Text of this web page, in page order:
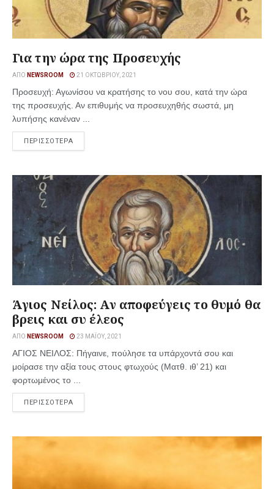
Για την ώρα της Προσευχής
ΑΠΌ NEWSROOM 21 ΟΚΤΩΒΡΊΟΥ, 2021
Προσευχή: Αγωνίσου να κρατήσης το νου σου, κατά την ώρα
της προσευχής. Αν επιθυμής να προσευχηθής σωστά, μη
λυπήσης κανέναν ...
ΠΕΡΙΣΣΟΤΕΡΑ
Άγιος Νείλος: Αν αποφεύγεις το θυμό θα
βρεις και συ έλεος
ΑΠΌ NEWSROOM 23 ΜΑΪ́ΟΥ, 2021
ΑΓΙΟΣ ΝΕΙΛΟΣ: Πήγαινε, πούλησε τα υπάρχοντά σου και
μοίρασε την αξία τους στους φτωχούς (Ματθ. ιθ’ 21) και
φορτωμένος το ...
ΠΕΡΙΣΣΟΤΕΡΑ